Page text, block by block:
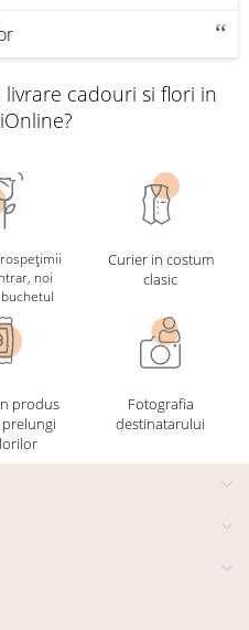
cadouri si flori in
noi
Curier in costum
clasic
produs
Fotografia
destinatarului